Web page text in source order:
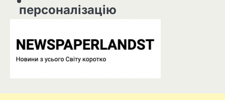
персоналізацію